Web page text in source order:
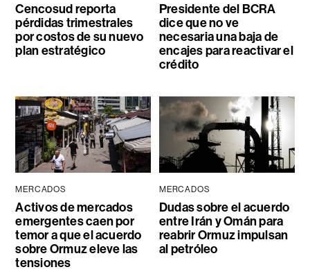
Cencosud reporta
pérdidas trimestrales
por costos de su nuevo
plan estratégico
Presidente del BCRA
dice que no ve
necesaria una baja de
encajes para reactivar el
crédito
MERCADOS
Activos de mercados
emergentes caen por
temor a que el acuerdo
sobre Ormuz eleve las
tensiones
MERCADOS
Dudas sobre el acuerdo
entre Irán y Omán para
reabrir Ormuz impulsan
al petróleo